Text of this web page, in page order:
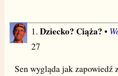
1. Dziecko? Ciąża? •
27
Sen wygląda jak zapowiedź